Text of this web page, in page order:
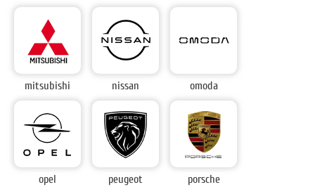
mitsubishi nissan omoda
opel peugeot porsche